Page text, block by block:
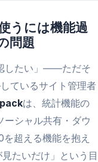
うには機能過
問題
したい」――ただそ
ているサイト管理者
は、統計機能の
シャル共有・ダウ
超える機能を抱え
たいだけ」という目